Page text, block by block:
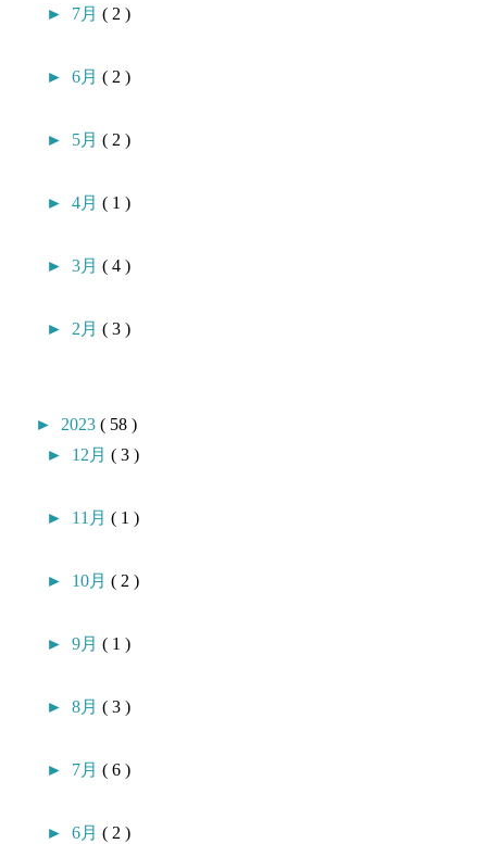
► 7月( 2 )
►6月( 2 )
► 5月( 2 )
►4月( 1 )
►3月( 4 )
► 2月( 3 )
► 2023( 58 )
► 12月( 3 )
► 11月( 1 )
► 10月( 2 )
►9月( 1 )
►8月( 3 )
► 7月( 6 )
►6月( 2 )